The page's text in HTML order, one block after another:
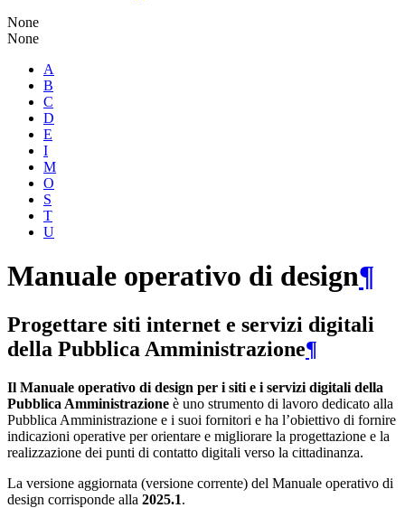
None
None
A
B
C
D
E
I
M
O
S
T
U
Manuale operativo di design¶
Progettare siti internet e servizi digitali
della Pubblica Amministrazione¶
Il Manuale operativo di design per i siti e i servizi digitali della
Pubblica Amministrazione è uno strumento di lavoro dedicato alla
Pubblica Amministrazione e i suoi fornitori e ha l’obiettivo di fornire
indicazioni operative per orientare e migliorare la progettazione e la
realizzazione dei punti di contatto digitali verso la cittadinanza.
La versione aggiornata (versione corrente) del Manuale operativo di
design corrisponde alla 2025.1.